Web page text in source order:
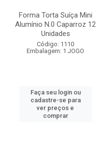
Forma Torta Suíça Mini
Alumínio N.0 Caparroz 12
Unidades
Código: 1110
Embalagem: 1 JOGO
Faça seu login ou
cadastre-se para
ver preços e
comprar